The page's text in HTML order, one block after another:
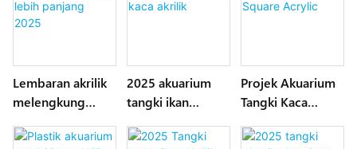
Lembaran akrilik
melengkung
panjang 2025
2025 akuarium
tangki ikan
akrilik
Projek Akuarium
Tangki Kaca
Acrylic